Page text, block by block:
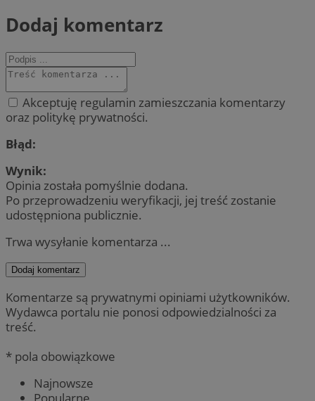
Dodaj komentarz
Akceptuję regulamin zamieszczania komentarzy
oraz politykę prywatności.
Błąd:
Wynik:
Opinia została pomyślnie dodana.
Po przeprowadzeniu weryfikacji, jej treść zostanie
udostępniona publicznie.
Trwa wysyłanie komentarza ...
Dodaj komentarz
Komentarze są prywatnymi opiniami użytkowników.
Wydawca portalu nie ponosi odpowiedzialności za
treść.
* pola obowiązkowe
Najnowsze
Popularne